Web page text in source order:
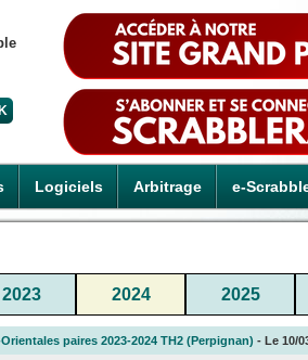
Logiciels Arbitrage e-
2023 2024 2025
paires 2023-2024 TH2 (Perpignan) - Le 10/